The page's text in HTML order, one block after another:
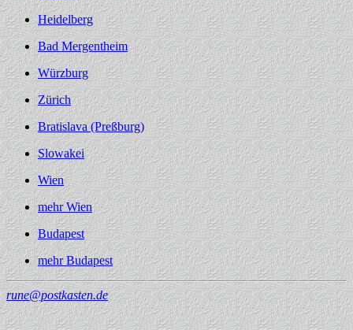
Heidelberg
Bad Mergentheim
Würzburg
Zürich
Bratislava (Preßburg)
Slowakei
Wien
mehr Wien
Budapest
mehr Budapest
rune@postkasten.de